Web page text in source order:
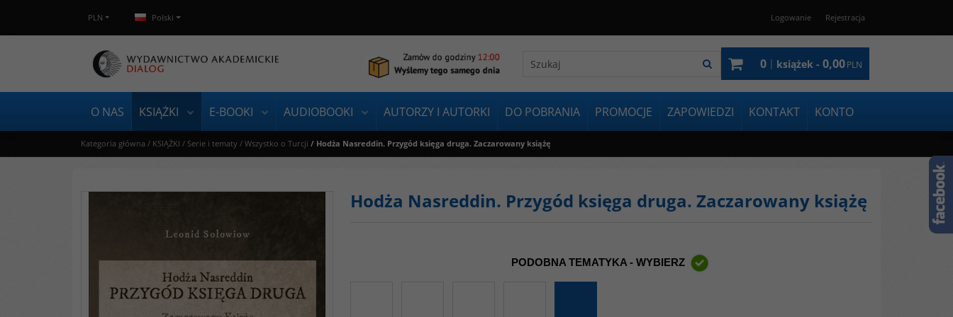
PLN Polski Logowanie Rejestracja
0 | książek - 0,00PLN
O NAS KSIĄŻKI E-BOOKI AUDIOBOOKI AUTORZY I AUTORKI DO POBRANIA PROMOCJE ZAPOWIEDZI KONTAKT KONTO
Kategoria główna / KSIĄŻKI / Serie i tematy / Wszystko o Turcji / Hodża Nasreddin. Przygód księga druga. Zaczarowany książę
Hodża Nasreddin. Przygód księga druga. Zaczarowany książę
PODOBNA TEMATYKA - WYBIERZ